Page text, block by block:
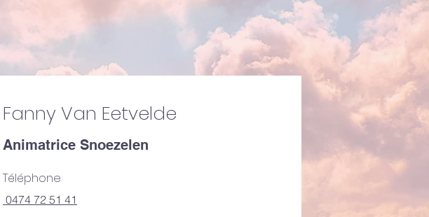
Fanny Van Eetvelde
Animatrice Snoezelen
Téléphone
0474 72 51 41